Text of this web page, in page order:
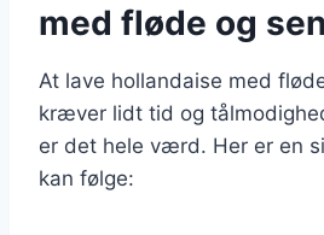
med fløde og
At lave hollandaise med
kræver lidt tid og
er det hele værd. Her er en
kan følge: